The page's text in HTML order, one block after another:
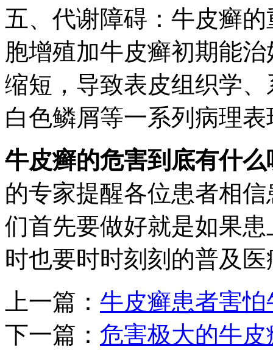
五、代谢障碍：牛皮癣
胞增殖加牛皮癣初期能
缩短，导致表皮组织学
白色鳞屑等一系列病理表
牛皮癣的危害到底有什么
的专家提醒各位患者相
们首先要做好就是如果
时也要时时刻刻的普及
上一篇： 牛皮癣患者害
下一篇： 危害极大的牛